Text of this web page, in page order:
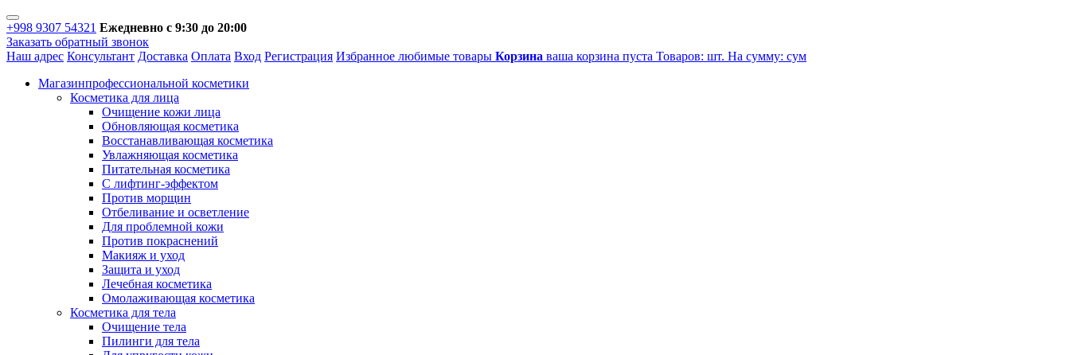
+998 9307 54321 Ежедневно с 9:30 до 20:00
Заказать обратный звонок
Наш адрес Консультант Доставка Оплата Вход Регистрация Избранное любимые товары Корзина ваша корзина пуста Товаров: шт. На сумму: сум
Магазинпрофессиональной косметики
Косметика для лица
Очищение кожи лица
Обновляющая косметика
Восстанавливающая косметика
Увлажняющая косметика
Питательная косметика
С лифтинг-эффектом
Против морщин
Отбеливание и осветление
Для проблемной кожи
Против покраснений
Макияж и уход
Защита и уход
Лечебная косметика
Омолаживающая косметика
Косметика для тела
Очищение тела
Пилинги для тела